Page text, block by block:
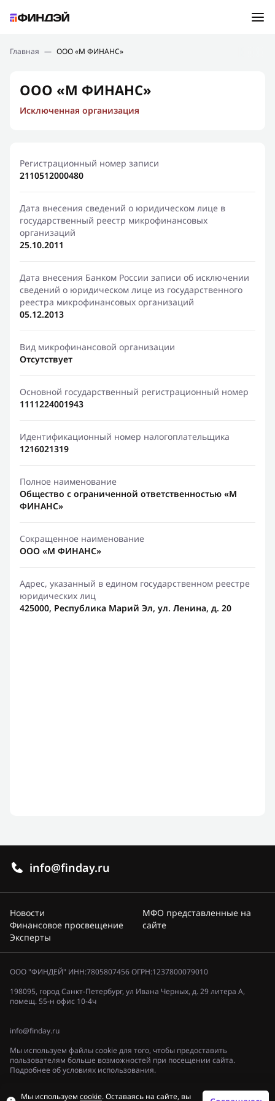
Подбор займа
Новости
Финансовое просвещение
Главная — ООО «М ФИНАНС»
ООО «М ФИНАНС»
Исключенная организация
Регистрационный номер записи
2110512000480
Дата внесения сведений о юридическом лице в
государственный реестр микрофинансовых
организаций
25.10.2011
Дата внесения Банком России записи об исключении
сведений о юридическом лице из государственного
реестра микрофинансовых организаций
05.12.2013
Вид микрофинансовой организации
Отсутствует
Основной государственный регистрационный номер
1111224001943
Идентификационный номер налогоплательщика
1216021319
Полное наименование
Общество с ограниченной ответственностью «М
ФИНАНС»
Сокращенное наименование
ООО «М ФИНАНС»
Адрес, указанный в едином государственном реестре
юридических лиц
425000, Республика Марий Эл, ул. Ленина, д. 20
info@finday.ru
Новости
Финансовое просвещение
Эксперты
МФО представленные на
сайте
ООО "ФИНДЕЙ" ИНН:7805807456 ОГРН:1237800079010
198095, город Санкт-Петербург, ул Ивана Черных, д. 29 литера А,
помещ. 55-н офис 10-4ч
info@finday.ru
Мы используем файлы cookie для того, чтобы предоставить
пользователям больше возможностей при посещении сайта.
Подробнее об условиях использования.
Мы используем cookie. Оставаясь на сайте, вы
Ошибка:Контактная форма не найдена.
Спасибо, что написали нам
Мы свяжемся с Вами в ближайшее время и сообщим
результат
Отправить новый запрос